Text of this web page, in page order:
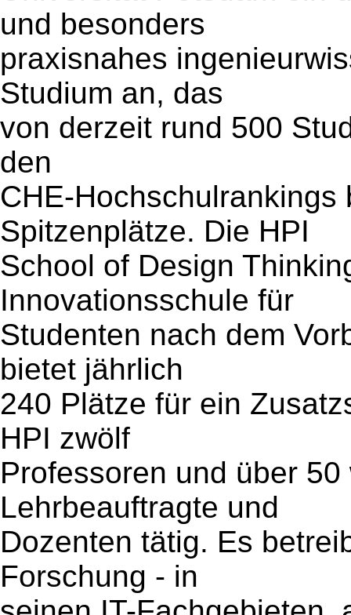
und besonders
praxisnahes
Studium an, das
von derzeit rund 500
den
CHE-Hochschulrankings
Spitzenplätze. Die HPI
School of Design
Innovationsschule für
Studenten nach dem
bietet jährlich
240 Plätze für ein
HPI zwölf
Professoren und über
Lehrbeauftragte und
Dozenten tätig. Es
Forschung - in